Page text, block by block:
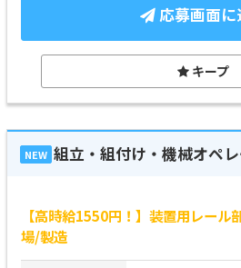
応募画面に
キープ
NEW 組立・組付け・機械オペ
【高時給1550円！】装置用レー
場/製造